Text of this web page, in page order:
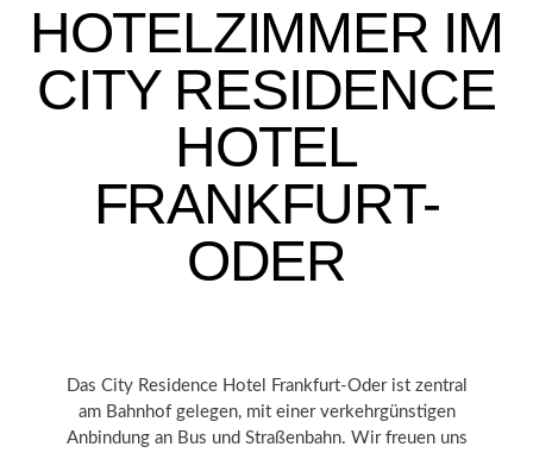
HOTELZIMMER IM
CITY RESIDENCE
HOTEL
FRANKFURT-
ODER
Das City Residence Hotel Frankfurt-Oder ist zentral
am Bahnhof gelegen, mit einer verkehrgünstigen
Anbindung an Bus und Straßenbahn. Wir freuen uns